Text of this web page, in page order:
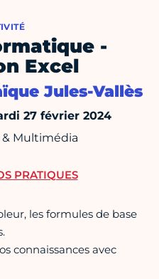
-
Excel
Jules-Vallès
27 février 2024
Multimédia
les formules de base
connaissances avec
PRATIQUES